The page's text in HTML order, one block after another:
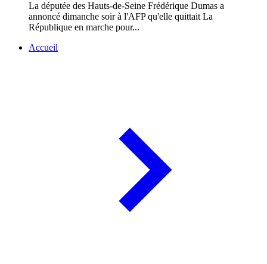
La députée des Hauts-de-Seine Frédérique Dumas a
annoncé dimanche soir à l'AFP qu'elle quittait La
République en marche pour...
Accueil